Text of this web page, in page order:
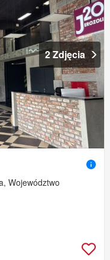
2 Zdjęcia
Województwo